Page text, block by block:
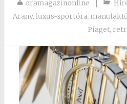
oramagazinonline
Arany,luxus-sportóra,
Piaget,